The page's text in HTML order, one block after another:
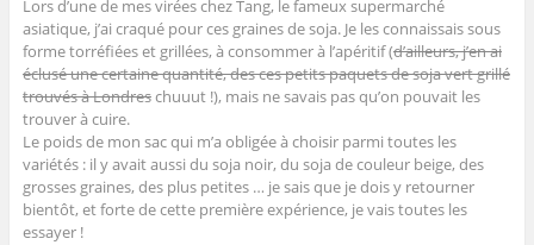
Lors d’une de mes virées chez Tang, le fameux supermarché
asiatique, j’ai craqué pour ces graines de soja. Je les connaissais sous
forme torréfiées et grillées, à consommer à l’apéritif (d’ailleurs, j’en ai
éclusé une certaine quantité, des ces petits paquets de soja vert grillé
trouvés à Londreschuuut !), mais ne savais pas qu’on pouvait les
trouver à cuire.
Le poids de mon sac qui m’a obligée à choisir parmi toutes les
variétés : il y avait aussi du soja noir, du soja de couleur beige, des
grosses graines, des plus petites … je sais que je dois y retourner
bientôt, et forte de cette première expérience, je vais toutes les
essayer !